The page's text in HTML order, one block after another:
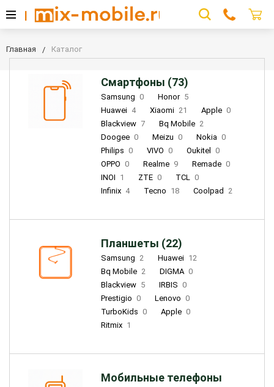
Главная Каталог
Смартфоны (73)
Samsung 0 Honor 5
Huawei 4 Xiaomi 21 Apple 0
Blackview 7 Bq Mobile 2
Doogee 0 Meizu 0 Nokia 0
Philips 0 VIVO 0 Oukitel
0
OPPO 0 Realme 9 Remade 0
INOI 1 ZTE 0 TCL 0
Infinix 4 Tecno 18 Coolpad 2
Планшеты (22)
Samsung 2 Huawei 12
Bq Mobile 2 DIGMA 0
Blackview 5 IRBIS 0
Prestigio 0 Lenovo 0
TurboKids 0 Apple 0
Ritmix 1
Мобильные телефоны